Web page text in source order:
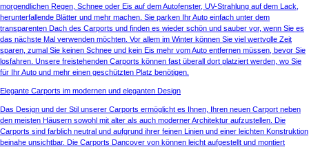
morgendlichen Regen, Schnee oder Eis auf dem Autofenster, UV-Strahlung auf dem Lack,
herunterfallende Blätter und mehr machen. Sie parken Ihr Auto einfach unter dem
transparenten Dach des Carports und finden es wieder schön und sauber vor, wenn Sie es
das nächste Mal verwenden möchten. Vor allem im Winter können Sie viel wertvolle Zeit
sparen, zumal Sie keinen Schnee und kein Eis mehr vom Auto entfernen müssen, bevor Sie
losfahren. Unsere freistehenden Carports können fast überall dort platziert werden, wo Sie
für Ihr Auto und mehr einen geschützten Platz benötigen.
Elegante Carports im modernen und eleganten Design
Das Design und der Stil unserer Carports ermöglicht es Ihnen, Ihren neuen Carport neben
den meisten Häusern sowohl mit alter als auch moderner Architektur aufzustellen. Die
Carports sind farblich neutral und aufgrund ihrer feinen Linien und einer leichten Konstruktion
beinahe unsichtbar. Die Carports Dancover von können leicht aufgestellt und montiert